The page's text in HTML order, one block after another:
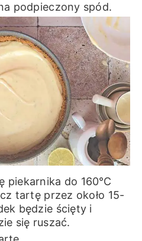
podpieczony spód.
piekarnika do 160℃
tartę przez około 15-
będzie ścięty i
się ruszać.